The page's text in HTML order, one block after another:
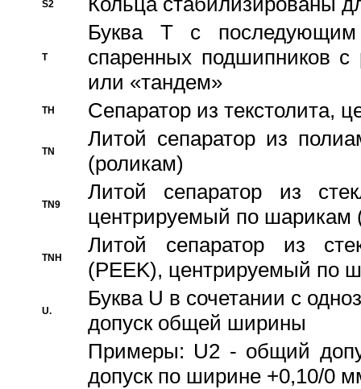
S2
T
Буква T с
спаренных подшипников
или «тандем»
TH Сепаратор из текстолита,
TN
Литой сепаратор из
(роликам)
TN9
Литой сепаратор из
центрируемый по шарикам
TNH
Литой сепаратор из
(PEEK), центрируемый по
U.
Буква U в сочетании с
допуск общей ширины
Примеры: U2 - общий
допуск по ширине +0,10/0